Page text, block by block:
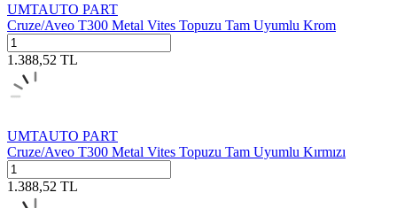
UMTAUTO PART
Cruze/Aveo T300 Metal Vites Topuzu Tam Uyumlu Krom
1.388,52 TL
UMTAUTO PART
Cruze/Aveo T300 Metal Vites Topuzu Tam Uyumlu Kırmızı
1.388,52 TL